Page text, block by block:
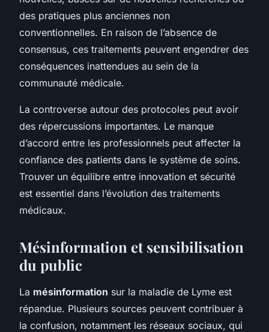
des pratiques plus anciennes non
conventionnelles. En raison de l’absence de
consensus, ces traitements peuvent engendrer des
conséquences inattendues au sein de la
communauté médicale.
La controverse autour des protocoles peut avoir
des répercussions importantes. Le manque
d’accord entre les professionnels peut affecter la
confiance des patients dans le système de soins.
Trouver un équilibre entre innovation et sécurité
est essentiel dans l’évolution des traitements
médicaux.
Mésinformation et sensibilisation
du public
La mésinformation sur la maladie de Lyme est
répandue. Plusieurs sources peuvent contribuer à
la confusion, notamment les réseaux sociaux, qui